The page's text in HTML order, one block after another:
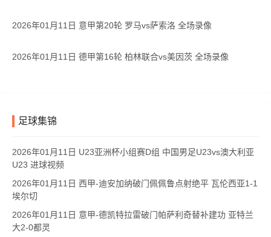
2026年01月11日 意甲第20轮 罗马vs萨索洛 全场录像
2026年01月11日 德甲第16轮 柏林联合vs美因茨 全场录像
足球集锦
2026年01月11日 U23亚洲杯小组赛D组 中国男足U23vs澳大利亚
U23 进球视频
2026年01月11日 西甲-迪安加纳破门佩佩鲁点射绝平 瓦伦西亚1-1
埃尔切
2026年01月11日 意甲-德凯特拉雷破门帕萨利奇替补建功 亚特兰
大2-0都灵